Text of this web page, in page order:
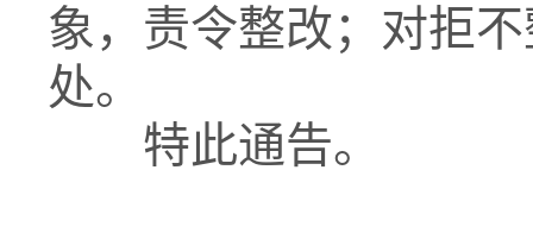
象，责令整改；对拒
处。
特此通告。